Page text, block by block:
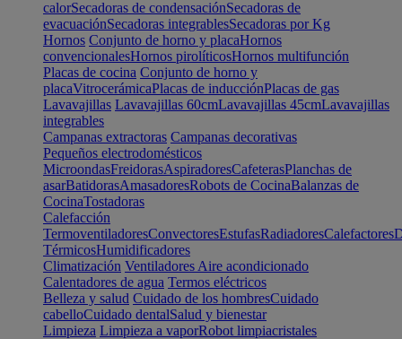
calorSecadoras de condensaciónSecadoras de
evacuaciónSecadoras integrablesSecadoras por Kg
Hornos Conjunto de horno y placaHornos
convencionalesHornos pirolíticosHornos multifunción
Placas de cocina Conjunto de horno y
placaVitrocerámicaPlacas de inducciónPlacas de gas
Lavavajillas Lavavajillas 60cmLavavajillas 45cmLavavajillas
integrables
Campanas extractoras Campanas decorativas
Pequeños electrodomésticos
MicroondasFreidorasAspiradoresCafeterasPlanchas de
asarBatidorasAmasadoresRobots de CocinaBalanzas de
CocinaTostadoras
Calefacción
TermoventiladoresConvectoresEstufasRadiadoresCalefactores
TérmicosHumidificadores
Climatización Ventiladores Aire acondicionado
Calentadores de agua Termos eléctricos
Belleza y salud Cuidado de los hombresCuidado
cabelloCuidado dentalSalud y bienestar
Limpieza Limpieza a vaporRobot limpiacristales